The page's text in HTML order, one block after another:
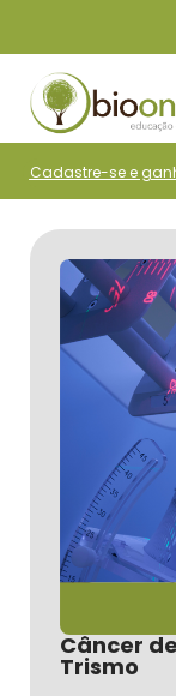
Cadastre-se e
Câncer
Trismo